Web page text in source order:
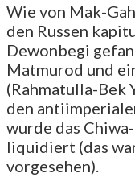
Wie von Mak-
den Russen
Dewonbegi
Matmurod und
(Rahmatulla-Bek
den
wurde das
liquidiert (das
vorgesehen).